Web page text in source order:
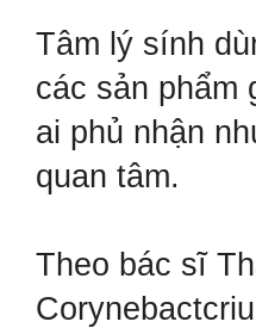
Tâm lý sính
các sản phẩm
ai phủ nhận
quan tâm.
Theo bác sĩ